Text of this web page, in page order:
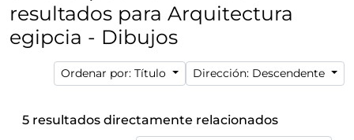
resultados para Arquitectura
egipcia - Dibujos
Ordenar por: Título Dirección: Descendente
5 resultados directamente relacionados